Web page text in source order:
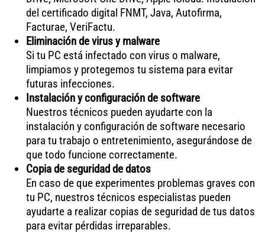
del certificado digital FNMT, Java, Autofirma,
Facturae, VeriFactu.
Eliminación de virus y malware
Si tu PC está infectado con virus o malware,
limpiamos y protegemos tu sistema para evitar
futuras infecciones.
Instalación y configuración de software
Nuestros técnicos pueden ayudarte con la
instalación y configuración de software necesario
para tu trabajo o entretenimiento, asegurándose de
que todo funcione correctamente.
Copia de seguridad de datos
En caso de que experimentes problemas graves con
tu PC, nuestros técnicos especialistas pueden
ayudarte a realizar copias de seguridad de tus datos
para evitar pérdidas irreparables.